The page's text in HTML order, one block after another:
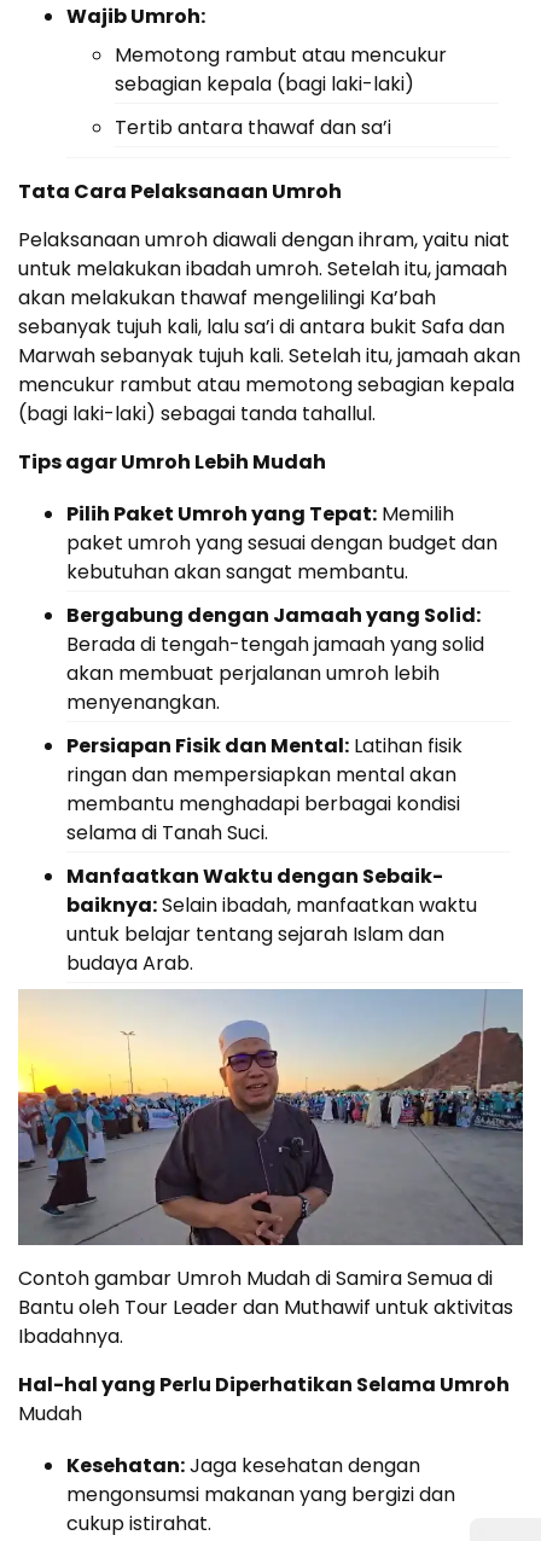
Wajib Umroh:
Memotong rambut atau mencukur
sebagian kepala (bagi laki-laki)
Tertib antara thawaf dan sa’i
Tata Cara Pelaksanaan Umroh
Pelaksanaan umroh diawali dengan ihram, yaitu niat
untuk melakukan ibadah umroh. Setelah itu, jamaah
akan melakukan thawaf mengelilingi Ka’bah
sebanyak tujuh kali, lalu sa’i di antara bukit Safa dan
Marwah sebanyak tujuh kali. Setelah itu, jamaah akan
mencukur rambut atau memotong sebagian kepala
(bagi laki-laki) sebagai tanda tahallul.
Tips agar Umroh Lebih Mudah
Pilih Paket Umroh yang Tepat: Memilih
paket umroh yang sesuai dengan budget dan
kebutuhan akan sangat membantu.
Bergabung dengan Jamaah yang Solid:
Berada di tengah-tengah jamaah yang solid
akan membuat perjalanan umroh lebih
menyenangkan.
Persiapan Fisik dan Mental: Latihan fisik
ringan dan mempersiapkan mental akan
membantu menghadapi berbagai kondisi
selama di Tanah Suci.
Manfaatkan Waktu dengan Sebaik-
baiknya:Selain ibadah, manfaatkan waktu
untuk belajar tentang sejarah Islam dan
budaya Arab.
Contoh gambar Umroh Mudah di Samira Semua di
Bantu oleh Tour Leader dan Muthawif untuk aktivitas
Ibadahnya.
Hal-hal yang Perlu Diperhatikan Selama Umroh
Mudah
Kesehatan:Jaga kesehatan dengan
mengonsumsi makanan yang bergizi dan
cukup istirahat.